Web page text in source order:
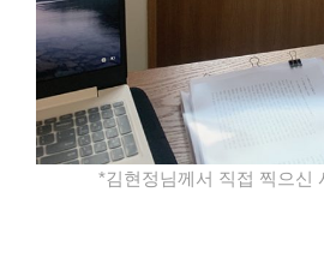
*김현정님께서 직접 찍으신